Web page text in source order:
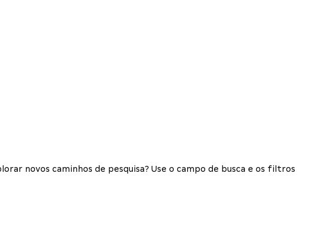
novos caminhos de pesquisa? Use o campo de busca e os filtros